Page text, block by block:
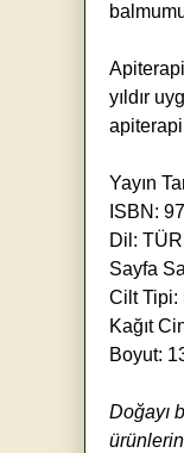
yıldır
apiterapi
Yayın
ISBN:
Dil:
Sayfa
Cilt Tipi:
Kağıt
Boyut:
Doğayı